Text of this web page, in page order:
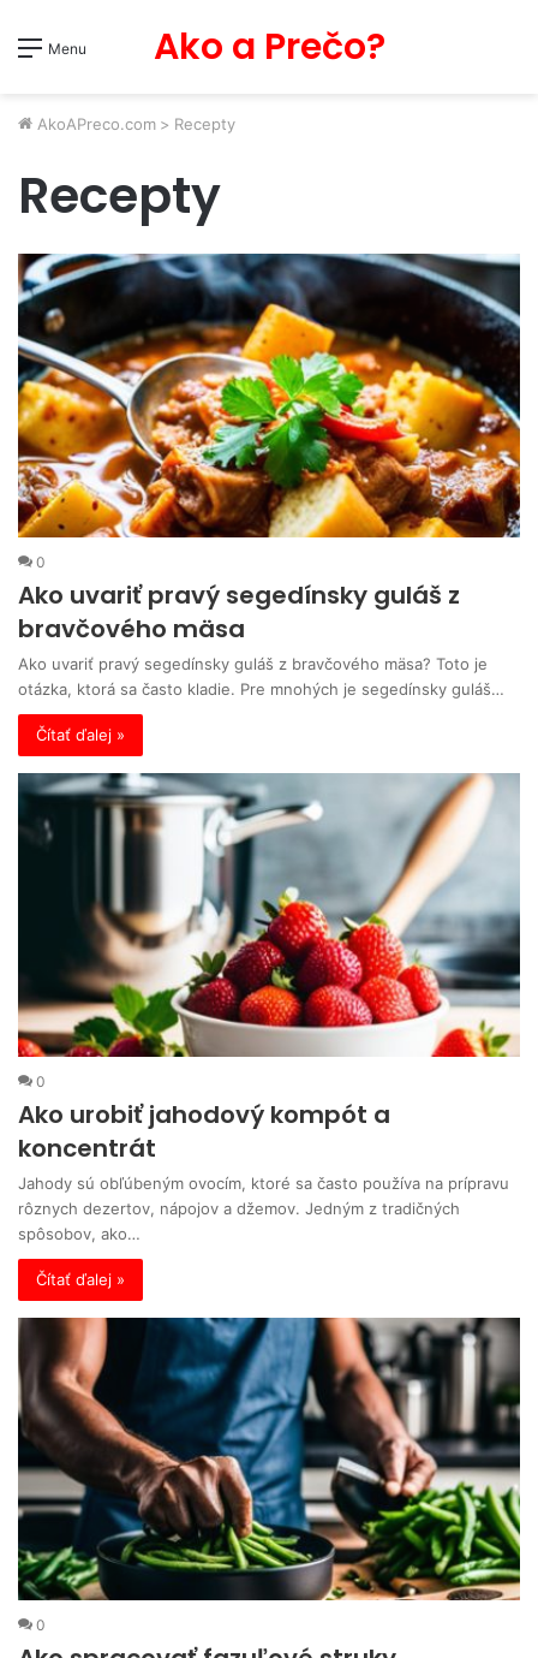
Menu Ako a Prečo?
AkoAPreco.com > Recepty
Recepty
0
Ako uvariť pravý segedínsky guláš z
bravčového mäsa
Ako uvariť pravý segedínsky guláš z bravčového mäsa? Toto je
otázka, ktorá sa často kladie. Pre mnohých je segedínsky guláš…
Čítať ďalej »
0
Ako urobiť jahodový kompót a
koncentrát
Jahody sú obľúbeným ovocím, ktoré sa často používa na prípravu
rôznych dezertov, nápojov a džemov. Jedným z tradičných
spôsobov, ako…
Čítať ďalej »
0